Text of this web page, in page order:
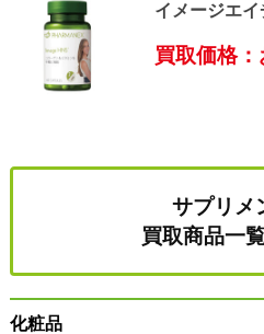
イメージエ
買取価格
サプリメ
買取商品一
化粧品